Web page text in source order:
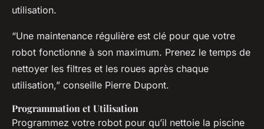
utilisation.
“Une maintenance régulière est clé pour que votre
robot fonctionne à son maximum. Prenez le temps de
nettoyer les filtres et les roues après chaque
utilisation,” conseille Pierre Dupont.
Programmation et Utilisation
Programmez votre robot pour qu’il nettoie la piscine